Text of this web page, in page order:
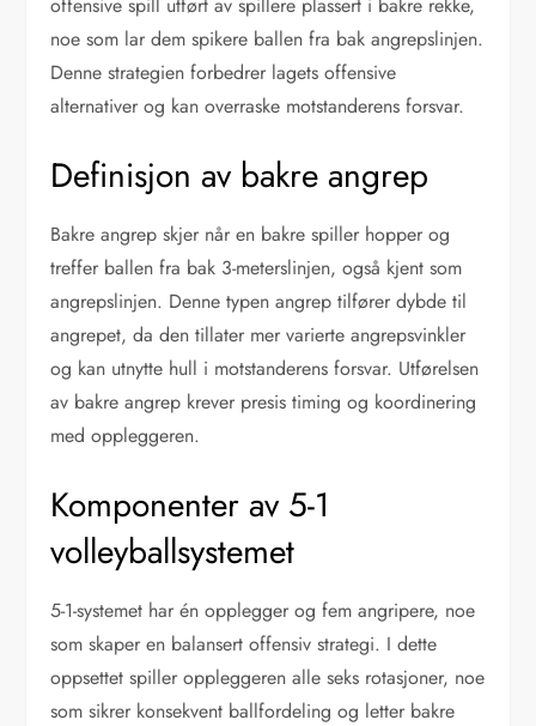
noe som lar dem spikere ballen fra bak angrepslinjen.
Denne strategien forbedrer lagets offensive
alternativer og kan overraske motstanderens forsvar.
Definisjon av bakre angrep
Bakre angrep skjer når en bakre spiller hopper og
treffer ballen fra bak 3-meterslinjen, også kjent som
angrepslinjen. Denne typen angrep tilfører dybde til
angrepet, da den tillater mer varierte angrepsvinkler
og kan utnytte hull i motstanderens forsvar. Utførelsen
av bakre angrep krever presis timing og koordinering
med oppleggeren.
Komponenter av 5-1
volleyballsystemet
5-1-systemet har én opplegger og fem angripere, noe
som skaper en balansert offensiv strategi. I dette
oppsettet spiller oppleggeren alle seks rotasjoner, noe
som sikrer konsekvent ballfordeling og letter bakre